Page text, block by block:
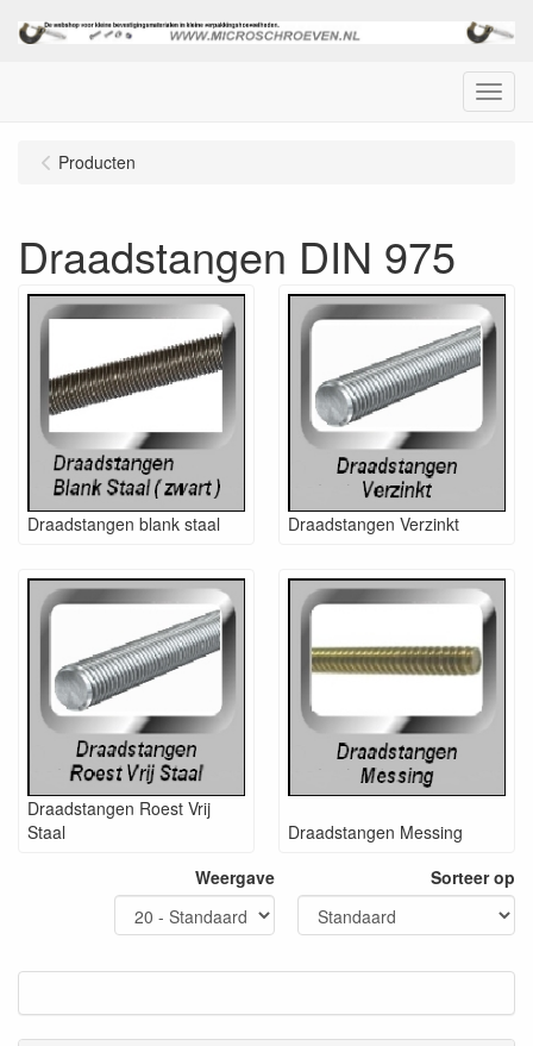
Menu
Producten
Draadstangen DIN 975
Draadstangen blank staal Draadstangen Verzinkt
Draadstangen Roest Vrij
Staal
Draadstangen Messing
Weergave
Sorteer op